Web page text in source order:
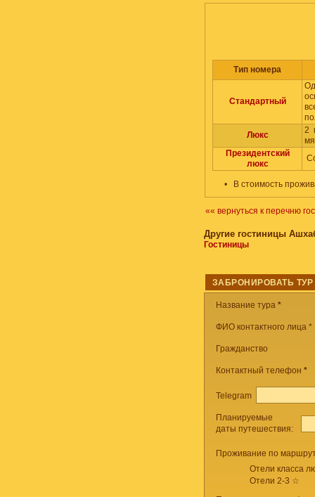
Тип номера
Стандартный
Люкс
2
Президентский
люкс
• В стоимость
«« вернуться к перечню
Другие гостиницы
Гостиницы
ЗАБРОНИРОВАТЬ ТУР
Название тура *
ФИО контактного лица *
Гражданство
Контактный телефон *
Telegram
Планируемые
даты путешествия:
Проживание по
Отели класса
Отели 2-3 ☆